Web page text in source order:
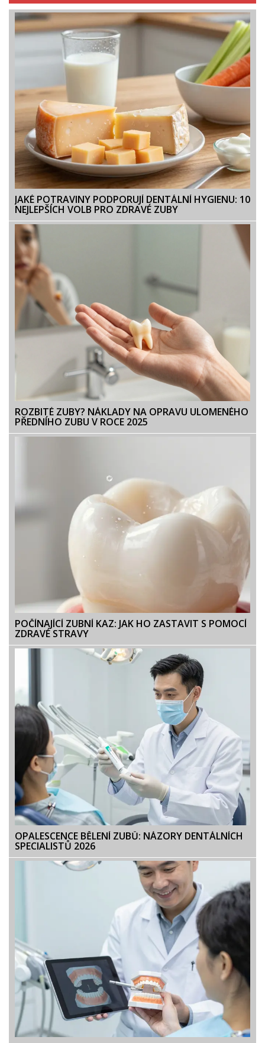
JAKÉ POTRAVINY PODPORUJÍ DENTÁLNÍ HYGIENU: 10
NEJLEPŠÍCH VOLB PRO ZDRAVÉ ZUBY
ROZBITÉ ZUBY? NÁKLADY NA OPRAVU ULOMENÉHO
PŘEDNÍHO ZUBU V ROCE 2025
POČÍNAJÍCÍ ZUBNÍ KAZ: JAK HO ZASTAVIT S POMOCÍ
ZDRAVÉ STRAVY
OPALESCENCE BĚLENÍ ZUBŮ: NÁZORY DENTÁLNÍCH
SPECIALISTŮ 2026